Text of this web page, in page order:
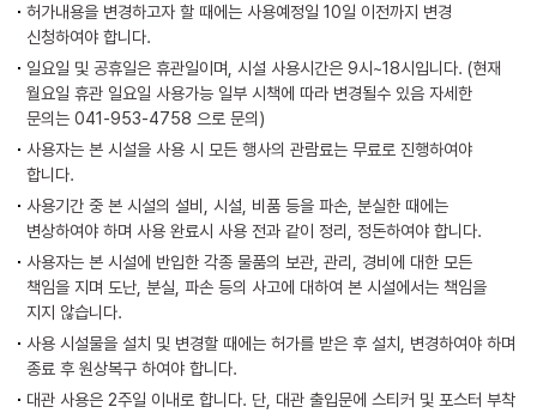
허가내용을 변경하고자 할 때에는 사용예정일 10일 이전까지 변경
신청하여야 합니다.
일요일 및 공휴일은 휴관일이며, 시설 사용시간은 9시~18시입니다. (현재
월요일 휴관 일요일 사용가능 일부 시책에 따라 변경될수 있음 자세한
문의는 041-953-4758 으로 문의)
사용자는 본 시설을 사용 시 모든 행사의 관람료는 무료로 진행하여야
합니다.
사용기간 중 본 시설의 설비, 시설, 비품 등을 파손, 분실한 때에는
변상하여야 하며 사용 완료시 사용 전과 같이 정리, 정돈하여야 합니다.
사용자는 본 시설에 반입한 각종 물품의 보관, 관리, 경비에 대한 모든
책임을 지며 도난, 분실, 파손 등의 사고에 대하여 본 시설에서는 책임을
지지 않습니다.
사용 시설물을 설치 및 변경할 때에는 허가를 받은 후 설치, 변경하여야 하며
종료 후 원상복구 하여야 합니다.
대관 사용은 2주일 이내로 합니다. 단, 대관 출입문에 스티커 및 포스터 부착